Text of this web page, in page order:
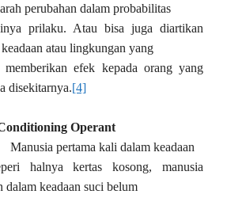
perubahan dalam probabilitas
prilaku. Atau bisa juga diartikan
atau lingkungan yang
memberikan efek kepada orang yang
disekitarnya.[4]
Operant
pertama kali dalam keadaan
halnya kertas kosong, manusia
dalam keadaan suci belum